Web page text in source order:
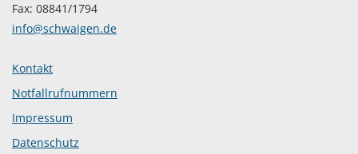
Fax: 08841/1794
info@schwaigen.de
Kontakt
Notfallrufnummern
Impressum
Datenschutz